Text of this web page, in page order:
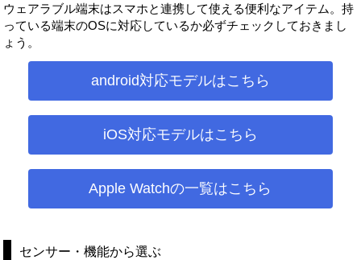
ウェアラブル端末はスマホと連携して使える便利なアイテム。持
っている端末のOSに対応しているか必ずチェックしておきまし
ょう。
android対応モデルはこちら
iOS対応モデルはこちら
Apple Watchの一覧はこちら
センサー・機能から選ぶ